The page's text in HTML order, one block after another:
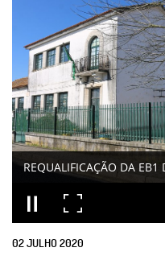
REQUALIFICAÇÃO DA EB1
02JULHO2020